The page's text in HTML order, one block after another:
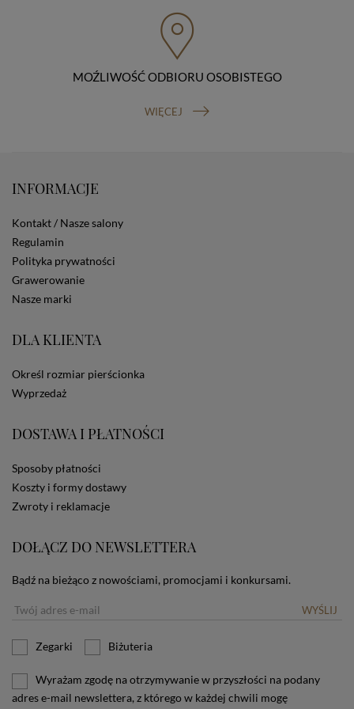
organu nadzorczego (Prezesa Urzędu Ochrony Danych
Osobowych, ul. Stawki 2, 00-193 Warszawa) oraz
prawo do cofnięcia zgody na przetwarzanie danych
osobowych (masz prawo cofnięcia zgody na
przetwarzanie danych w dowolnym momencie;
przetwarzania, którego dokonano na podstawie Twojej
zgody przed jej cofnięciem). W celu wykonania swoich
nie podasz danych, nie będziesz mógł przeglądać
zawartości naszej strony
Zautomatyzowane podejmowanie decyzji
Na stronie Sklepu są wykorzystywane pliki cookies.
Stosowane są one w celach zapewnienia maksymalnej
wygody wszystkich użytkowników (w tym Kupujących)
przy korzystaniu ze Sklepu (zapamiętywanie
preferencji i ustawień na stronie, zbieranie
anonimowych danych dla celów reklamowych i
portale społecznościowe, np. Facebook). Korzystanie
dotyczących cookies oznacza, że będą one
zamieszczane w urządzeniu końcowym każdego
użytkownika. Jeżeli użytkownik nie wyraża zgody na
ustawienia swojej przeglądarki.
informacji o plikach cookies.
MOŹLIWOŚĆ ODBIORU OSOBISTEGO
WIĘCEJ
INFORMACJE
Kontakt / Nasze salony
Regulamin
Polityka prywatności
Grawerowanie
Nasze marki
DLA KLIENTA
Określ rozmiar pierścionka
Wyprzedaż
DOSTAWA I PŁATNOŚCI
Sposoby płatności
Koszty i formy dostawy
Zwroty i reklamacje
DOŁĄCZ DO NEWSLETTERA
Bądź na bieżąco z nowościami, promocjami i konkursami.
WYŚLIJ
Zegarki Biżuteria
Wyrażam zgodę na otrzymywanie w przyszłości na podany
adres e-mail newslettera, z którego w każdej chwili mogę